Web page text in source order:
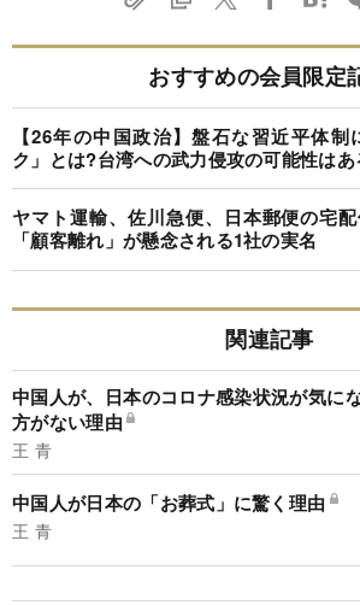
おすすめの会員限定
【26年の中国政治】盤石な習近平体
ク」とは?台湾への武力侵攻の可能性は
ヤマト運輸、佐川急便、日本郵便の宅
「顧客離れ」が懸念される1社の実名
関連記事
中国人が、日本のコロナ感染状況が気に
方がない理由
王 青
中国人が日本の「お葬式」に驚く理由
王 青